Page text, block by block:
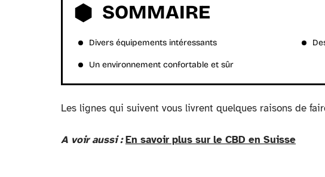
SOMMAIRE
Divers équipements intéressants
Un environnement confortable et sûr
Les lignes qui suivent vous livrent quelques raisons de
A voir aussi : En savoir plus sur le CBD en Suisse